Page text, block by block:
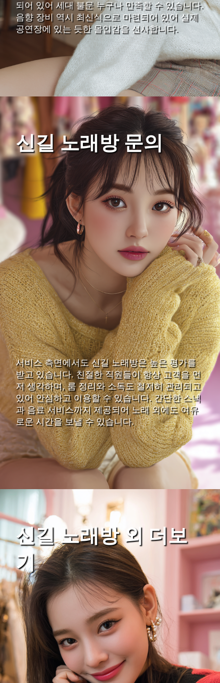
되어 있어 세대 불문 누구나 만족할 수 있습니다.
음향 장비 역시 최신식으로 마련되어 있어 실제
공연장에 있는 듯한 몰입감을 선사합니다.
신길 노래방 문의
서비스 측면에서도 신길 노래방은 높은 평가를
받고 있습니다. 친절한 직원들이 항상 고객을 먼
저 생각하며, 룸 정리와 소독도 철저히 관리되고
있어 안심하고 이용할 수 있습니다. 간단한 스낵
과 음료 서비스까지 제공되어 노래 외에도 여유
로운 시간을 보낼 수 있습니다.
신길 노래방 외 더보
기